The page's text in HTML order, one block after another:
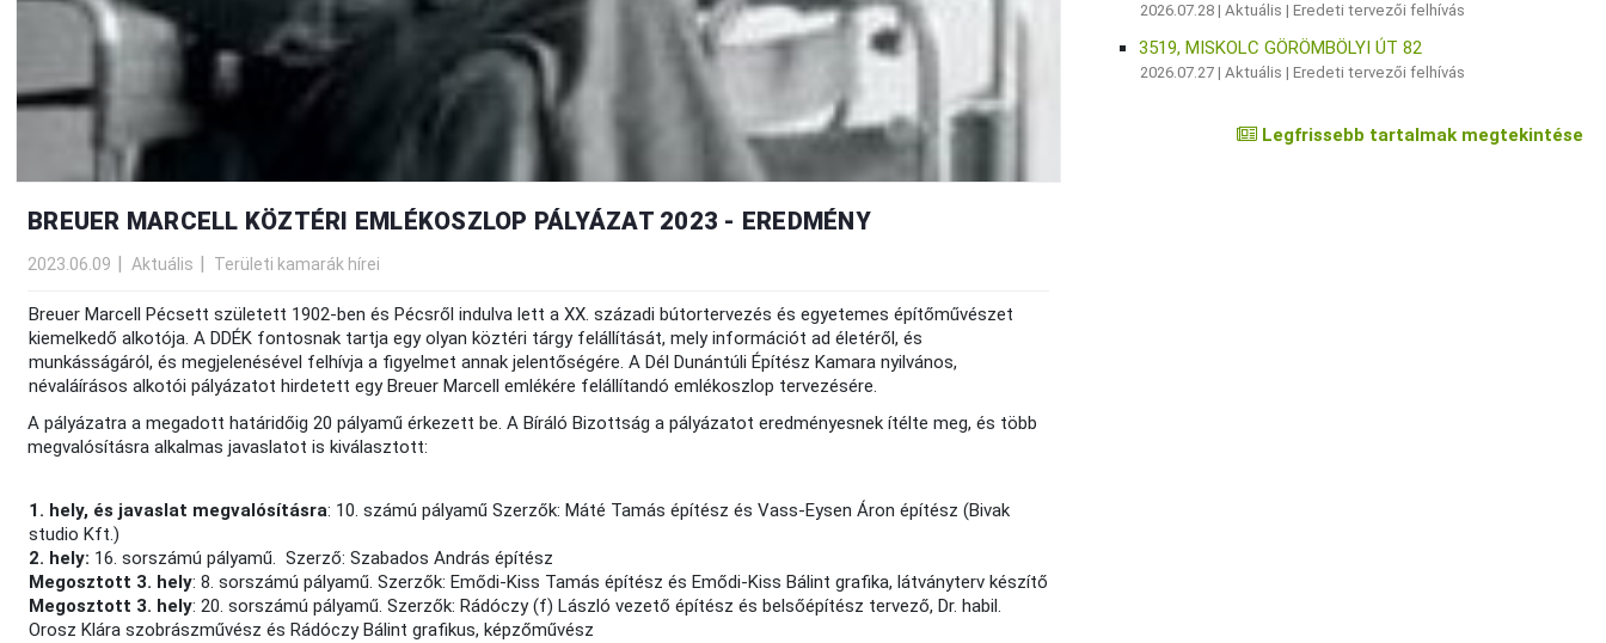
BREUER MARCELL KÖZTÉRI EMLÉKOSZLOP PÁLYÁZAT 2023 - EREDMÉNY
2023.06.09 Aktuális Területi kamarák hírei
Breuer Marcell Pécsett született 1902-ben és Pécsről indulva lett a XX. századi bútortervezés és egyetemes építőművészet
kiemelkedő alkotója. A DDÉK fontosnak tartja egy olyan köztéri tárgy felállítását, mely információt ad életéről, és
munkásságáról, és megjelenésével felhívja a figyelmet annak jelentőségére. A Dél Dunántúli Építész Kamara nyilvános,
névaláírásos alkotói pályázatot hirdetett egy Breuer Marcell emlékére felállítandó emlékoszlop tervezésére.
A pályázatra a megadott határidőig 20 pályamű érkezett be. A Bíráló Bizottság a pályázatot eredményesnek ítélte meg, és több
megvalósításra alkalmas javaslatot is kiválasztott:
1. hely, és javaslat megvalósításra: 10. számú pályamű Szerzők: Máté Tamás építész és Vass-Eysen Áron építész (Bivak
studio Kft.)
2. hely: 16. sorszámú pályamű. Szerző: Szabados András építész
Megosztott 3. hely: 8. sorszámú pályamű. Szerzők: Emődi-Kiss Tamás építész és Emődi-Kiss Bálint grafika, látványterv készítő
Megosztott 3. hely: 20. sorszámú pályamű. Szerzők: Rádóczy (f) László vezető építész és belsőépítész tervező, Dr. habil.
Orosz Klára szobrászművész és Rádóczy Bálint grafikus, képzőművész
2026.07.28 |Aktuális |Eredeti tervezői felhívás
3519, MISKOLC GÖRÖMBÖLYI ÚT 82
2026.07.27 |Aktuális |Eredeti tervezői felhívás
Legfrissebb tartalmak megtekintése